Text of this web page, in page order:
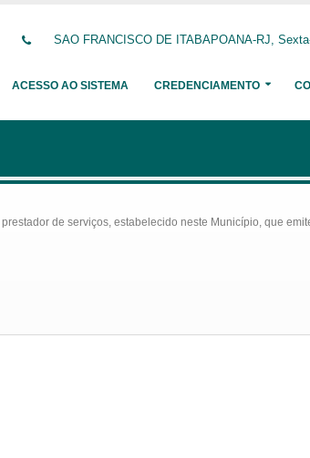
SAO FRANCISCO DE ITABAPOANA-RJ,
ACESSO AO SISTEMA CREDENCIAMENTO
de serviços, estabelecido neste Município, que